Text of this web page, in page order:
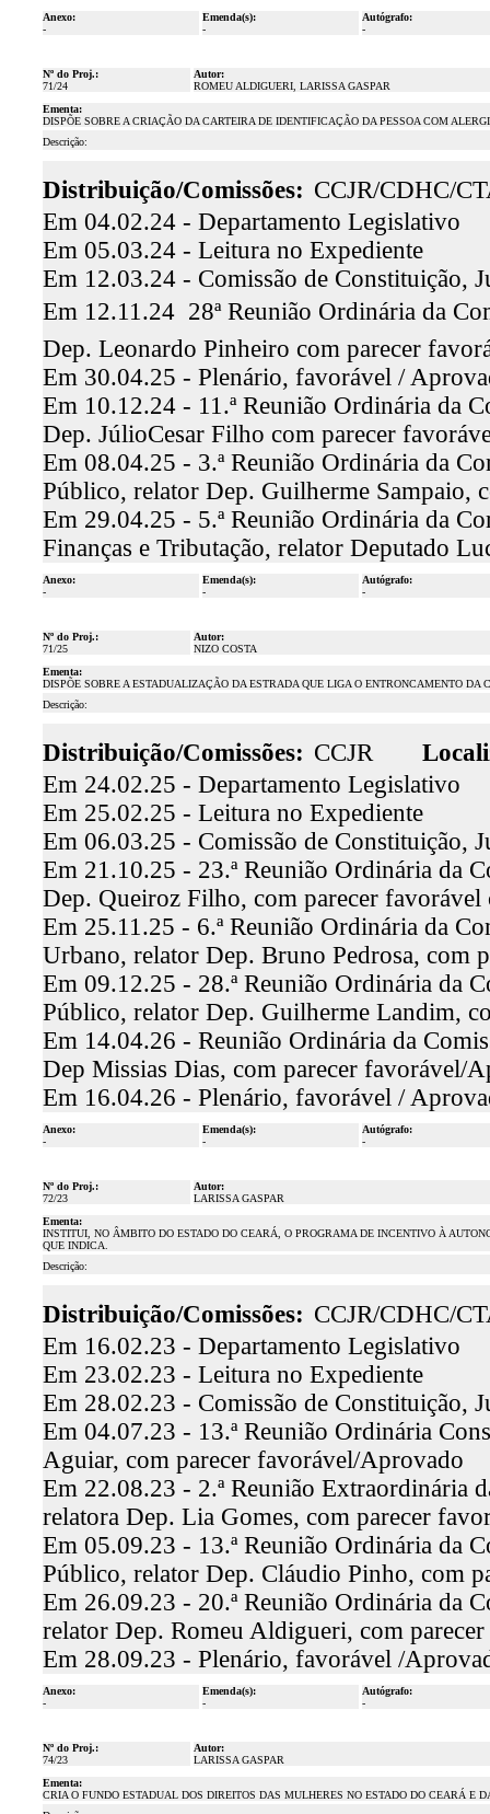
Anexo:
-
Emenda(s):
-
Autógrafo:
-
Nº do Proj.:
71/24
Autor:
ROMEU ALDIGUERI, LARISSA GASPAR
Ementa:
DISPÕE SOBRE A CRIAÇÃO DA CARTEIRA DE IDENTIFICAÇÃO DA PESSOA COM
Descrição:
Distribuição/Comissões: CCJR/CDHC/
Em 04.02.24 - Departamento Legislativo
Em 05.03.24 - Leitura no Expediente
Em 12.03.24 - Comissão de Constituição,
Em 12.11.24  28ª Reunião Ordinária da
Dep. Leonardo Pinheiro com parecer
Em 30.04.25 - Plenário, favorável /
Em 10.12.24 - 11.ª Reunião Ordinária da
Dep. JúlioCesar Filho com parecer
Em 08.04.25 - 3.ª Reunião Ordinária da
Público, relator Dep. Guilherme Sampaio,
Em 29.04.25 - 5.ª Reunião Ordinária da
Finanças e Tributação, relator Deputado
Anexo:
-
Emenda(s):
-
Autógrafo:
-
Nº do Proj.:
71/25
Autor:
NIZO COSTA
Ementa:
DISPÕE SOBRE A ESTADUALIZAÇÃO DA ESTRADA QUE LIGA O ENTRONCAMENTO
Descrição:
Distribuição/Comissões: CCJR
Em 24.02.25 - Departamento Legislativo
Em 25.02.25 - Leitura no Expediente
Em 06.03.25 - Comissão de Constituição,
Em 21.10.25 - 23.ª Reunião Ordinária da
Dep. Queiroz Filho, com parecer
Em 25.11.25 - 6.ª Reunião Ordinária da
Urbano, relator Dep. Bruno Pedrosa, com
Em 09.12.25 - 28.ª Reunião Ordinária da
Público, relator Dep. Guilherme Landim,
Em 14.04.26 - Reunião Ordinária da
Dep Missias Dias, com parecer favorável/
Em 16.04.26 - Plenário, favorável /
Anexo:
-
Emenda(s):
-
Autógrafo:
-
Nº do Proj.:
72/23
Autor:
LARISSA GASPAR
Ementa:
INSTITUI, NO ÂMBITO DO ESTADO DO CEARÁ, O PROGRAMA DE INCENTIVO À
QUE INDICA.
Descrição:
Distribuição/Comissões: CCJR/CDHC/
Em 16.02.23 - Departamento Legislativo
Em 23.02.23 - Leitura no Expediente
Em 28.02.23 - Comissão de Constituição,
Em 04.07.23 - 13.ª Reunião Ordinária
Aguiar, com parecer favorável/Aprovado
Em 22.08.23 - 2.ª Reunião Extraordinária
relatora Dep. Lia Gomes, com parecer
Em 05.09.23 - 13.ª Reunião Ordinária da
Público, relator Dep. Cláudio Pinho, com
Em 26.09.23 - 20.ª Reunião Ordinária da
relator Dep. Romeu Aldigueri, com
Em 28.09.23 - Plenário, favorável /
Anexo:
-
Emenda(s):
-
Autógrafo:
-
Nº do Proj.:
74/23
Autor:
LARISSA GASPAR
Ementa:
CRIA O FUNDO ESTADUAL DOS DIREITOS DAS MULHERES NO ESTADO DO CEARÁ E